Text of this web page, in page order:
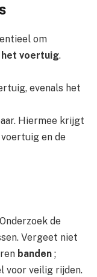
om
voertuig.
evenals het
Hiermee krijgt
en de
de
Vergeet niet
banden ;
voor veilig rijden.